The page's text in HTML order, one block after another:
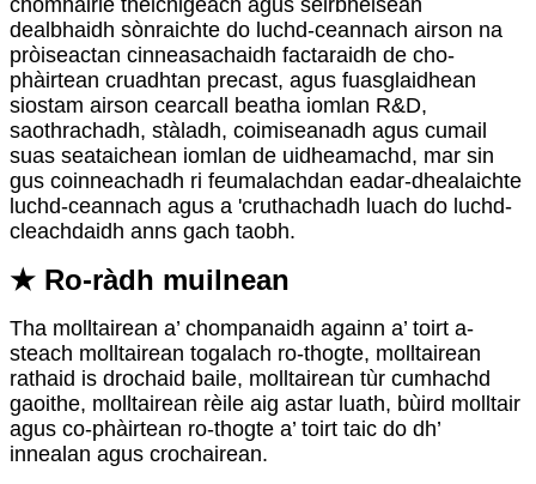
dealbhaidh sònraichte do luchd-ceannach airson na
pròiseactan cinneasachaidh factaraidh de cho-
phàirtean cruadhtan precast, agus fuasglaidhean
siostam airson cearcall beatha iomlan R&D,
saothrachadh, stàladh, coimiseanadh agus cumail
suas seataichean iomlan de uidheamachd, mar sin
gus coinneachadh ri feumalachdan eadar-dhealaichte
luchd-ceannach agus a 'cruthachadh luach do luchd-
cleachdaidh anns gach taobh.
★ Ro-ràdh muilnean
Tha molltairean a’ chompanaidh againn a’ toirt a-
steach molltairean togalach ro-thogte, molltairean
rathaid is drochaid baile, molltairean tùr cumhachd
gaoithe, molltairean rèile aig astar luath, bùird molltair
agus co-phàirtean ro-thogte a’ toirt taic do dh’
innealan agus crochairean.